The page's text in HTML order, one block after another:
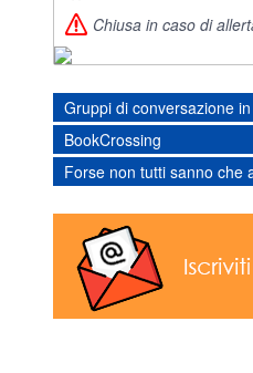
Chiusa in caso di
Gruppi di conversazione
BookCrossing
Forse non tutti sanno che